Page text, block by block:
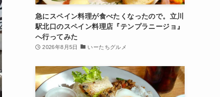
急にスペイン料理が食べたくなったので。立川
駅北口のスペイン料理店『テンプラニージョ』
へ行ってみた
2026年8月5日 いーたちグルメ